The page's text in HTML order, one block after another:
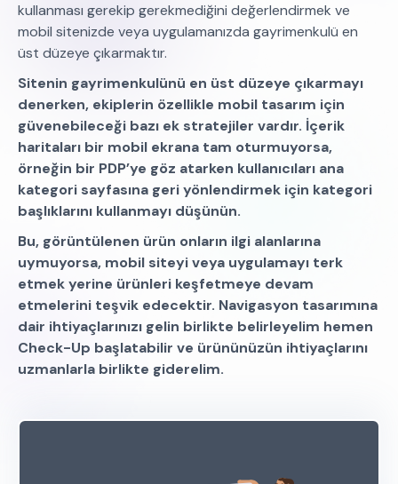
kullanması gerekip gerekmediğini değerlendirmek ve
mobil sitenizde veya uygulamanızda gayrimenkulü en
üst düzeye çıkarmaktır.
Sitenin gayrimenkulünü en üst düzeye çıkarmayı
denerken, ekiplerin özellikle mobil tasarım için
güvenebileceği bazı ek stratejiler vardır. İçerik
haritaları bir mobil ekrana tam oturmuyorsa,
örneğin bir PDP’ye göz atarken kullanıcıları ana
kategori sayfasına geri yönlendirmek için kategori
başlıklarını kullanmayı düşünün.
Bu, görüntülenen ürün onların ilgi alanlarına
uymuyorsa, mobil siteyi veya uygulamayı terk
etmek yerine ürünleri keşfetmeye devam
etmelerini teşvik edecektir. Navigasyon tasarımına
dair ihtiyaçlarınızı gelin birlikte belirleyelim hemen
Check-Up başlatabilir ve ürününüzün ihtiyaçlarını
uzmanlarla birlikte giderelim.